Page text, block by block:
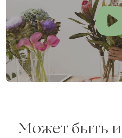
Может быть